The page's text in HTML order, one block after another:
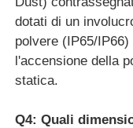
dotati di un
polvere (IP65/
l'accensione della
statica.
Q4: Quali